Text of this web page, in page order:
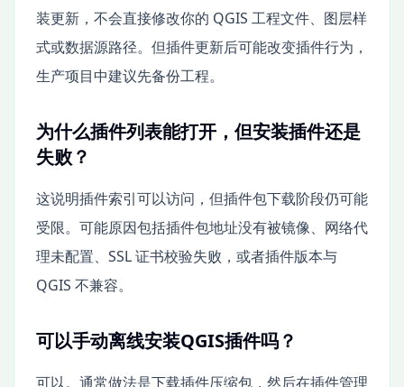
装更新，不会直接修改你的 QGIS 工程文件、图层样
式或数据源路径。但插件更新后可能改变插件行为，
生产项目中建议先备份工程。
为什么插件列表能打开，但安装插件还是
失败？
这说明插件索引可以访问，但插件包下载阶段仍可能
受限。可能原因包括插件包地址没有被镜像、网络代
理未配置、SSL 证书校验失败，或者插件版本与
QGIS 不兼容。
可以手动离线安装QGIS插件吗？
可以。通常做法是下载插件压缩包，然后在插件管理